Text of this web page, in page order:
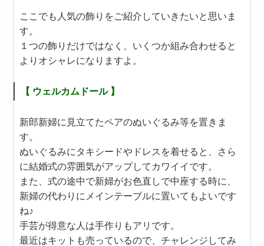
ここでも人気の飾りをご紹介していきたいと思いま
す。
１つの飾りだけではなく、いくつか組み合わせると
よりオシャレになりますよ。
【 ウェルカムドール 】
新郎新婦に見立てたペアのぬいぐるみ等を置きま
す。
ぬいぐるみにタキシードやドレスを着せると、さら
に結婚式の雰囲気がアップしてカワイイです。
また、式の途中で新婦がお色直しで中座する時に、
新婦の代わりにメインテーブルに置いてもよいです
ね♪
手芸が得意な人は手作りもアリです。
最近はキットも売っているので、チャレンジしてみ